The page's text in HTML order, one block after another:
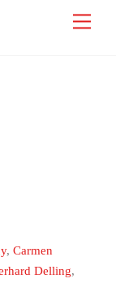
,Carmen
Delling,